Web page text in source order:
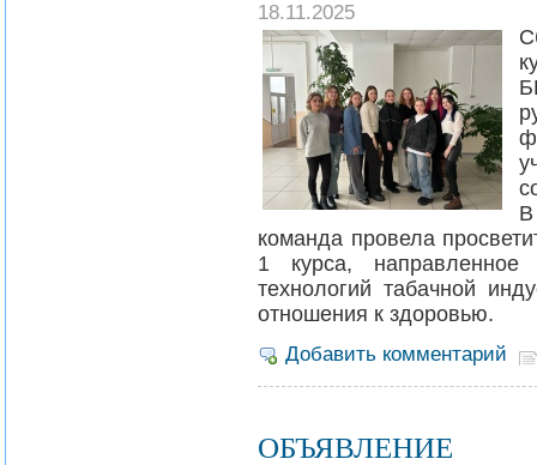
18.11.2025
В
команда провела
1 курса, направленное
технологий табачной
отношения к здоровью.
Добавить комментарий
ОБЪЯВЛЕНИЕ